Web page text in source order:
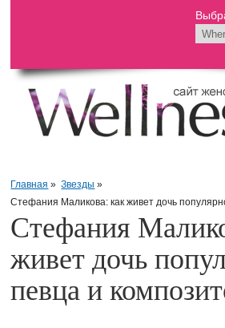
Главная » Звезды »
Стефания Маликова: как живет дочь
Стефания
живет дочь
певца и